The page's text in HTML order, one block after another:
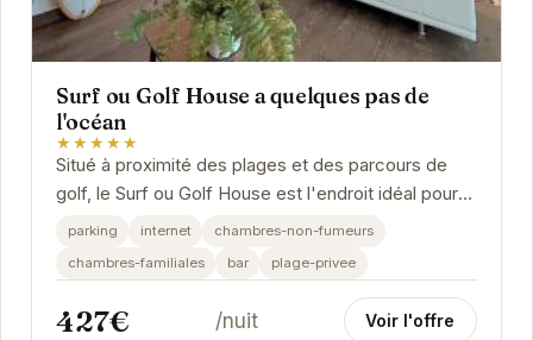
Surf ou Golf House a quelques pas de
l'océan
★★★★★
Situé à proximité des plages et des parcours de
golf, le Surf ou Golf House est l'endroit idéal pour
des vacances relaxantes et sportives. Avec...
parking internet
chambres-non-fumeurs
chambres-familiales
bar plage-privee
427€ /nuit Voir l'offre